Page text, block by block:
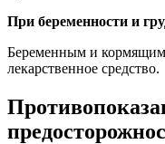
При беременности и
Беременным и кормящим
лекарственное средство.